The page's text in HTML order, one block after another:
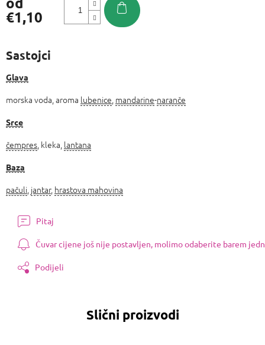
€1,10
Sastojci
Glava
morska voda, aroma lubenice mandarine-naranče
Srce
čempres , kleka, lantana
Baza
pačuli jantar, hrastova mahovina
Pitaj
Čuvar cijene još nije postavljen, molimo odaberite barem
Podijeli
Slični proizvodi